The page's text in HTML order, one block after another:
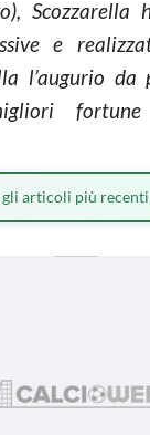
Scozzarella
e
l’augurio
fortune
gli articoli più